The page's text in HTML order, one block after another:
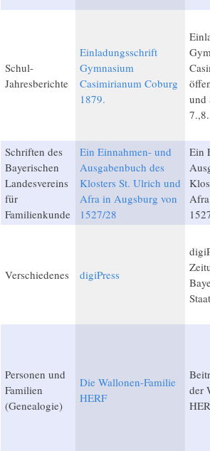
Schul-
Jahresberichte
Einladungsschrift
Gymnasium
Casimirianum Coburg
1879.
und
Schriften des
Bayerischen
Landesvereins
für
Familienkunde
Ein Einnahmen- und
Ausgabenbuch des
Klosters St. Ulrich und
Afra in Augsburg von
1527/28
Ein
Verschiedenes digiPress
Personen und
Familien
(Genealogie)
Die Wallonen-Familie
HERF
der